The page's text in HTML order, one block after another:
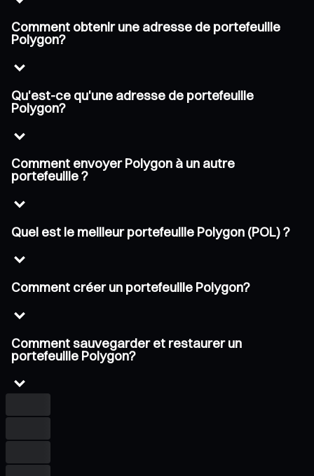
Comment obtenir une adresse de portefeuille
Polygon?
Qu'est-ce qu'une adresse de portefeuille
Polygon?
Comment envoyer Polygon à un autre
portefeuille ?
Quel est le meilleur portefeuille Polygon (POL) ?
Comment créer un portefeuille Polygon?
Comment sauvegarder et restaurer un
portefeuille Polygon?